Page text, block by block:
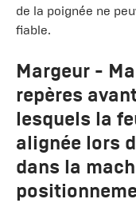
de la poignée ne
fiable.
Margeur -
repères
lesquels la
alignée lors
dans la